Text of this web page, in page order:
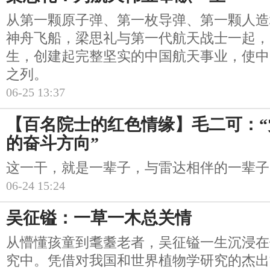
从第一颗原子弹、第一枚导弹、第一颗人
神舟飞船，梁思礼与第一代航天战士一起
生，创建起完整坚实的中国航天事业，使
之列。
06-25 13:37
【百名院士的红色情缘】毛二可：
的奋斗方向”
这一干，就是一辈子，与雷达相伴的一辈
06-24 15:24
吴征镒：一草一木总关情
从懵懂孩童到耄耋老者，吴征镒一生沉浸
究中。凭借对我国和世界植物学研究的杰